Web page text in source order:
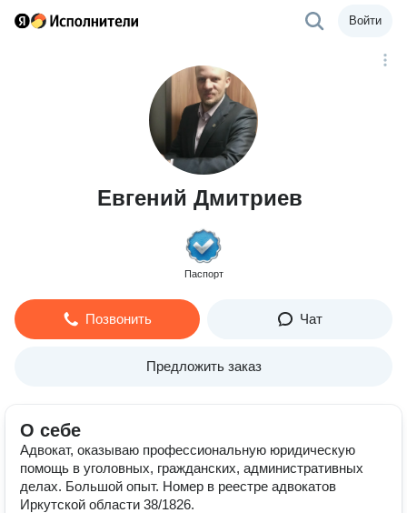
Войти
Евгений Дмитриев
Паспорт
Позвонить Чат
Предложить заказ
О себе
Адвокат, оказываю профессиональную юридическую
помощь в уголовных, гражданских, административных
делах. Большой опыт. Номер в реестре адвокатов
Иркутской области 38/1826.